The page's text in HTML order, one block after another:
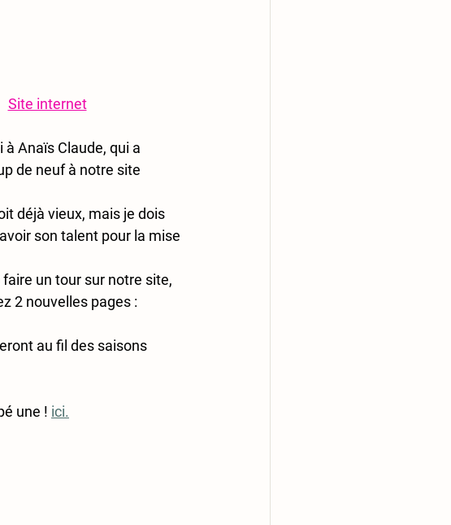
Site internet
à Anaïs Claude, qui a
de neuf à notre site
déjà vieux, mais je dois
son talent pour la mise
un tour sur notre site,
2 nouvelles pages :
au fil des saisons
une ! ici.